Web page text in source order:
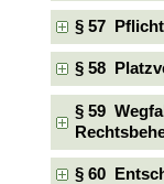
§ 57
§ 58
§ 59
§ 60